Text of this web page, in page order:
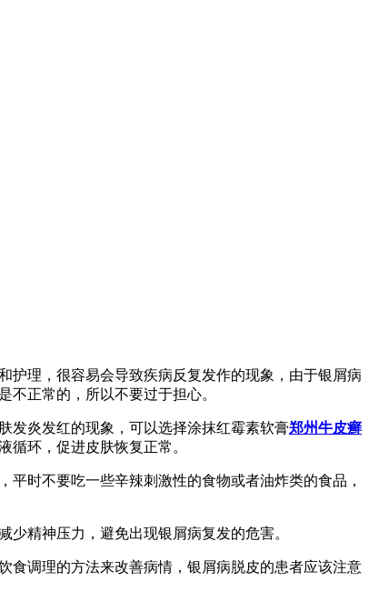
护理，很容易会导致疾病反复发作的现象，由于银屑病
正常的，所以不要过于担心。
发炎发红的现象，可以选择涂抹红霉素软膏郑州牛皮癣
环，促进皮肤恢复正常。
时不要吃一些辛辣刺激性的食物或者油炸类的食品，
精神压力，避免出现银屑病复发的危害。
食调理的方法来改善病情，银屑病脱皮的患者应该注意